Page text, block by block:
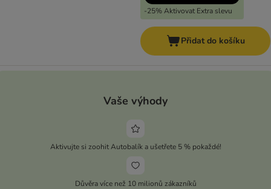
-25% Aktivovat Extra slevu
Přidat do košíku
Vaše výhody
Aktivujte si zoohit Autobalík a ušetřete 5 % pokaždé!
Důvěra více než 10 milionů zákazníků